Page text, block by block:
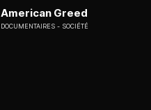
American Greed
DOCUMENTAIRES SOCIÉTÉ